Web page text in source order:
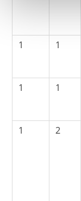
1 1
1 1
1
2